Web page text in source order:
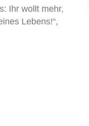
Ihr wollt mehr,
Lebens!“,